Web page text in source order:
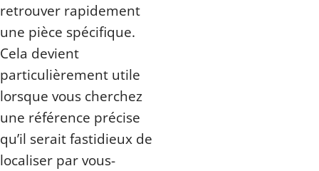
retrouver rapidement
une pièce spécifique.
Cela devient
particulièrement utile
lorsque vous cherchez
une référence précise
qu’il serait fastidieux de
localiser par vous-